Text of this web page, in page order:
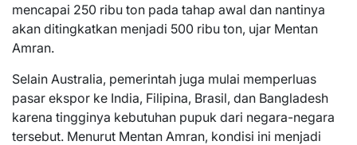
mencapai 250 ribu ton pada tahap awal dan nantinya
akan ditingkatkan menjadi 500 ribu ton, ujar Mentan
Amran.
Selain Australia, pemerintah juga mulai memperluas
pasar ekspor ke India, Filipina, Brasil, dan Bangladesh
karena tingginya kebutuhan pupuk dari negara-negara
tersebut. Menurut Mentan Amran, kondisi ini menjadi